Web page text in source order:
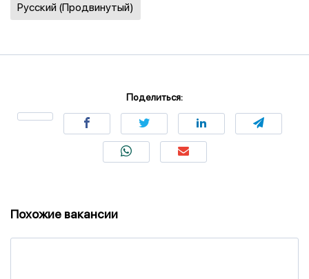
Русский (Продвинутый)
Поделиться:
Похожие вакансии